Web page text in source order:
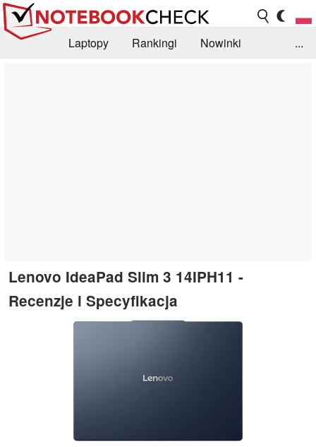
Laptopy Rankingi
Nowinki
...
Lenovo IdeaPad Slim 3 14IPH11 -
Recenzje i Specyfikacja